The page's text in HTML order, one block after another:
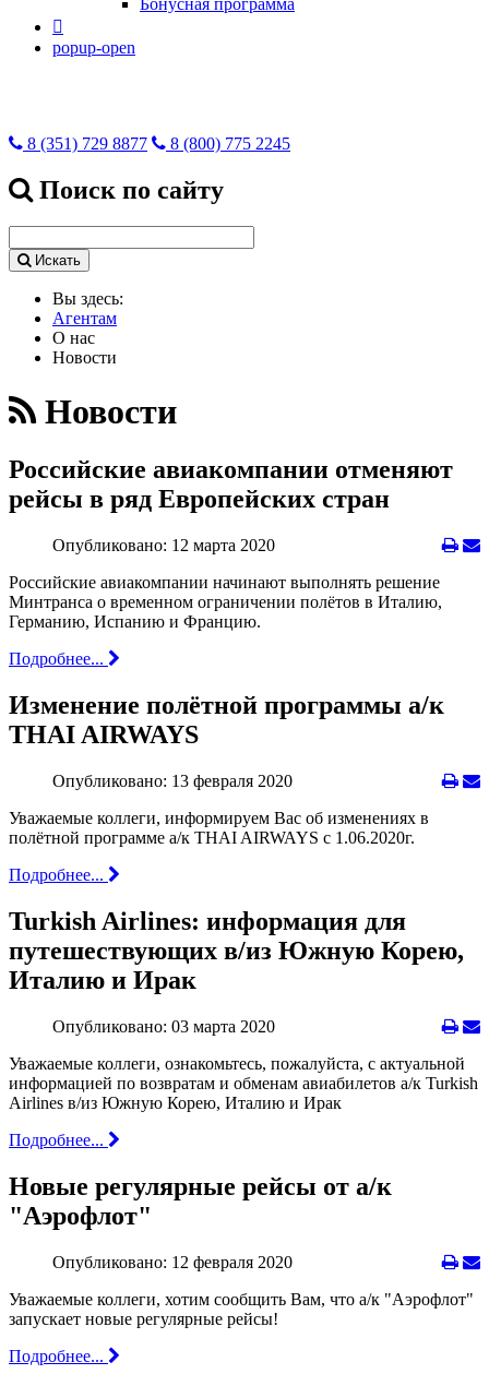

popup-open
8 (351) 729 8877 8 (800) 775 2245
Поиск по сайту
Искать
Вы здесь:
Агентам
О нас
Новости
Новости
Российские авиакомпании отменяют
рейсы в ряд Европейских стран
Опубликовано: 12 марта 2020
Российские авиакомпании начинают выполнять решение
Минтранса о временном ограничении полётов в Италию,
Германию, Испанию и Францию.
Подробнее...
Изменение полётной программы а/к
THAI AIRWAYS
Опубликовано: 13 февраля 2020
Уважаемые коллеги, информируем Вас об изменениях в
полётной программе а/к THAI AIRWAYS с 1.06.2020г.
Подробнее...
Turkish Airlines: информация для
путешествующих в/из Южную Корею,
Италию и Ирак
Опубликовано: 03 марта 2020
Уважаемые коллеги, ознакомьтесь, пожалуйста, с актуальной
информацией по возвратам и обменам авиабилетов а/к Turkish
Airlines в/из Южную Корею, Италию и Ирак
Подробнее...
Новые регулярные рейсы от а/к
"Аэрофлот"
Опубликовано: 12 февраля 2020
Уважаемые коллеги, хотим сообщить Вам, что а/к "Аэрофлот"
запускает новые регулярные рейсы!
Подробнее...